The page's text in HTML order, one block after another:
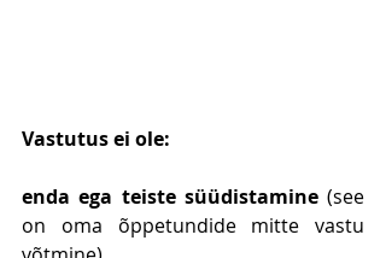
Vastutus ei ole:
enda ega teiste süüdistamine (see
on oma õppetundide mitte vastu